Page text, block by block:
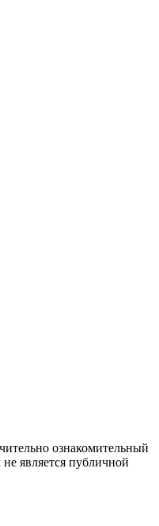
ознакомительный
является публичной